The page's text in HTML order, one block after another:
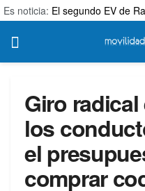
Es noticia: El segundo EV de
Giro
los
el
comprar